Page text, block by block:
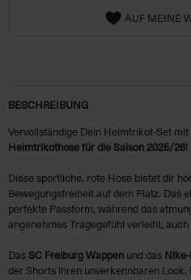
AUF MEINE
BESCHREIBUNG
Vervollständige Dein Heimtrikot-Set
Heimtrikothose für die Saison 2025/26!
Diese sportliche, rote Hose bietet dir
Bewegungsfreiheit auf dem Platz. Das
perfekte Passform, während das
angenehmes Tragegefühl verleiht,
Das SC Freiburg Wappen und das
der Shorts ihren unverkennbaren Look.